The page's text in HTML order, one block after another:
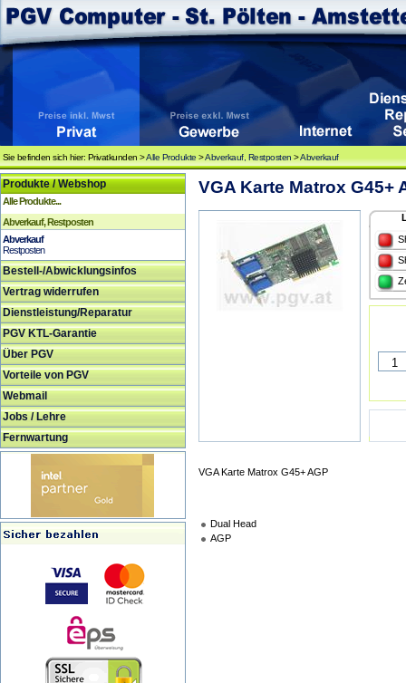
Sie befinden sich hier: Privatkunden >Alle Produkte >Abverkauf, Restposten >Abverkauf
Produkte / Webshop
Alle Produkte...
Abverkauf, Restposten
Abverkauf
Restposten
Bestell-/Abwicklungsinfos
Vertrag widerrufen
Dienstleistung/Reparatur
PGV KTL-Garantie
Über PGV
Vorteile von PGV
Webmail
Jobs / Lehre
Fernwartung
VGA Karte Matrox G45+
VGA Karte Matrox G45+ AGP
Dual Head
AGP